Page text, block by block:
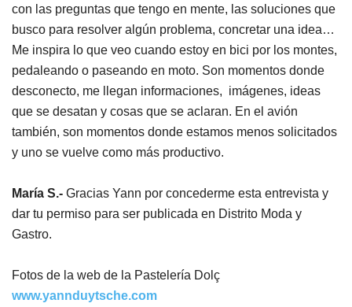
con las preguntas que tengo en mente, las soluciones que
busco para resolver algún problema, concretar una idea…
Me inspira lo que veo cuando estoy en bici por los montes,
pedaleando o paseando en moto. Son momentos donde
desconecto, me llegan informaciones, imágenes, ideas
que se desatan y cosas que se aclaran. En el avión
también, son momentos donde estamos menos solicitados
y uno se vuelve como más productivo.
María S.- Gracias Yann por concederme esta entrevista y
dar tu permiso para ser publicada en Distrito Moda y
Gastro.
Fotos de la web de la Pastelería Dolç
www.yannduytsche.com